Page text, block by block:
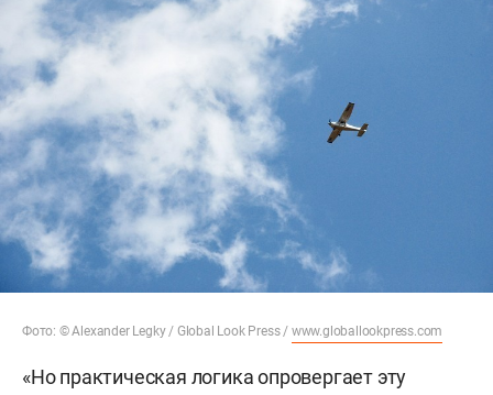
Фото: © Alexander Legky / Global Look Press / www.globallookpress.com
«Но практическая логика опровергает эту